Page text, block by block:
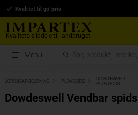
Kvalitet til go' pris
Kvalitets sliddele til landbruget
Menu
JORDBEARBEJDNING PLOVGODS
DOWDESWELL
PLOVGODS
Dowdeswell Vendbar spids